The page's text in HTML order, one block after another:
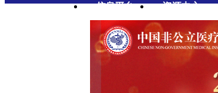
信息平台
资源中心